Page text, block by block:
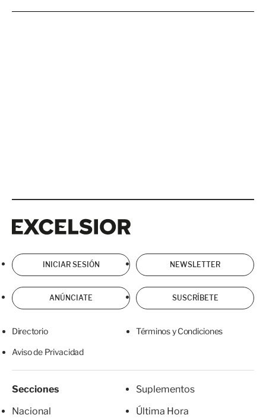
INICIAR SESIÓN NEWSLETTER
ANÚNCIATE SUSCRÍBETE
Directorio Términos y Condiciones
Aviso de Privacidad
Secciones
Nacional
Suplementos
Última Hora